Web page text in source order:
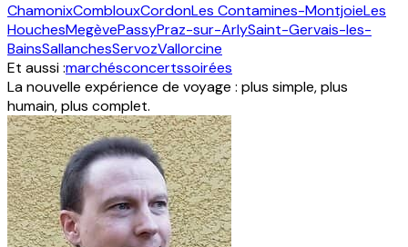
ChamonixComblouxCordonLes Contamines-MontjoieLes
HouchesMegèvePassyPraz-sur-ArlySaint-Gervais-les-
BainsSallanchesServozVallorcine
Et aussi :marchésconcertssoirées
La nouvelle expérience de voyage : plus simple, plus
humain, plus complet.